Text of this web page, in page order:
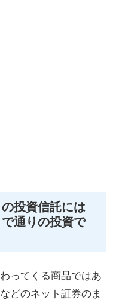
投資信託には
通りの投資で
ってくる商品ではあ
どのネット証券のま